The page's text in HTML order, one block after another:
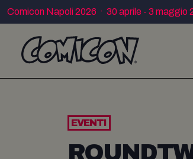
Comicon Napoli 2026 · 30 aprile - 3 maggio
EVENTI